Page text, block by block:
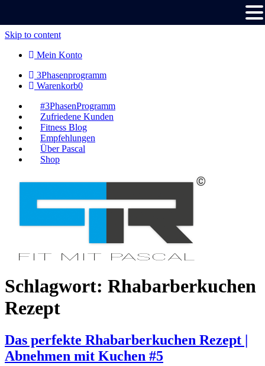
Skip to content
Mein Konto
3Phasenprogramm
Warenkorb0
#3PhasenProgramm
Zufriedene Kunden
Fitness Blog
Empfehlungen
Über Pascal
Shop
Schlagwort: Rhabarberkuchen
Rezept
Das perfekte Rhabarberkuchen Rezept |
Abnehmen mit Kuchen #5